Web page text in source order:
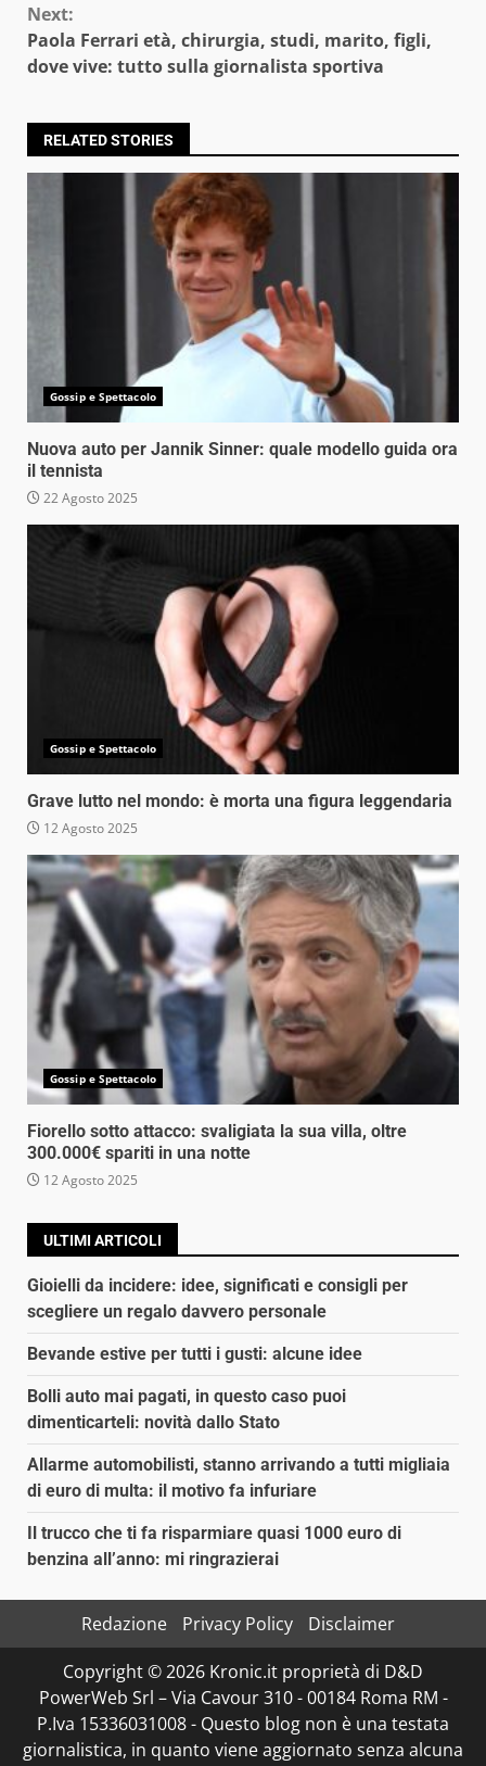
Next:
Paola Ferrari età, chirurgia, studi, marito, figli,
dove vive: tutto sulla giornalista sportiva
RELATED STORIES
Gossip e Spettacolo
Nuova auto per Jannik Sinner: quale modello guida ora
il tennista
22 Agosto 2025
Gossip e Spettacolo
Grave lutto nel mondo: è morta una figura leggendaria
12 Agosto 2025
Gossip e Spettacolo
Fiorello sotto attacco: svaligiata la sua villa, oltre
300.000€ spariti in una notte
12 Agosto 2025
ULTIMI ARTICOLI
Gioielli da incidere: idee, significati e consigli per
scegliere un regalo davvero personale
Bevande estive per tutti i gusti: alcune idee
Bolli auto mai pagati, in questo caso puoi
dimenticarteli: novità dallo Stato
Allarme automobilisti, stanno arrivando a tutti migliaia
di euro di multa: il motivo fa infuriare
Il trucco che ti fa risparmiare quasi 1000 euro di
benzina all’anno: mi ringrazierai
Redazione Privacy Policy
Disclaimer
Copyright © 2026 Kronic.it proprietà di D&D
PowerWeb Srl – Via Cavour 310 - 00184 Roma RM -
P.Iva 15336031008 - Questo blog non è una testata
giornalistica, in quanto viene aggiornato senza alcuna